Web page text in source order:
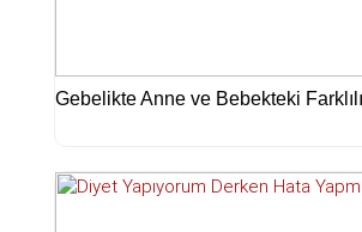
Gebelikte Anne ve Bebekteki